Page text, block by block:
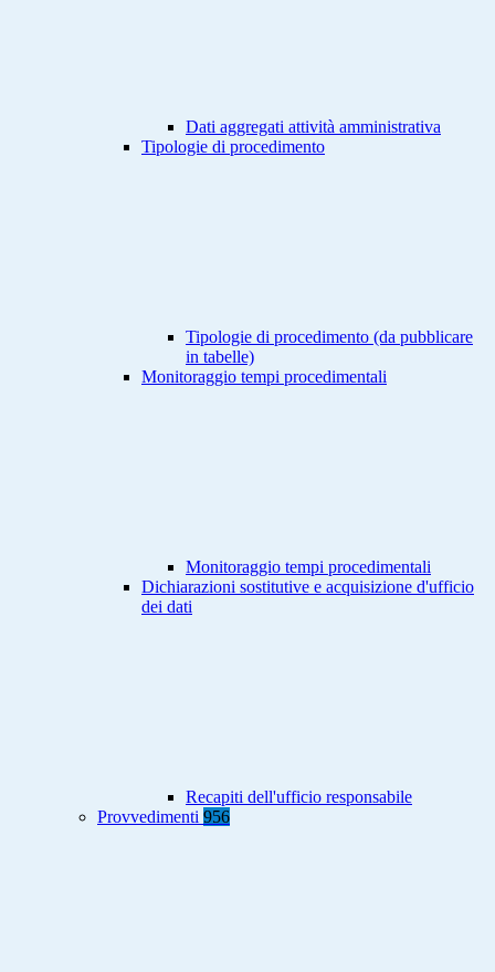
Dati aggregati attività amministrativa
Tipologie di procedimento
Tipologie di procedimento (da pubblicare
in tabelle)
Monitoraggio tempi procedimentali
Monitoraggio tempi procedimentali
Dichiarazioni sostitutive e acquisizione d'ufficio
dei dati
Recapiti dell'ufficio responsabile
Provvedimenti 956